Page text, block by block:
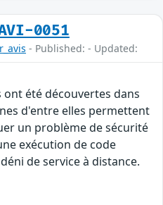
0051
- Published: - Updated:
été découvertes dans
d'entre elles permettent
un problème de sécurité
exécution de code
de service à distance.